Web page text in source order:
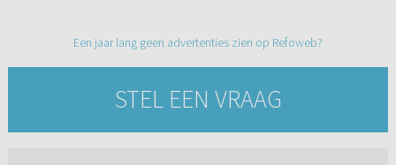
Een jaar lang geen advertenties zien op Refoweb?
STEL EEN VRAAG